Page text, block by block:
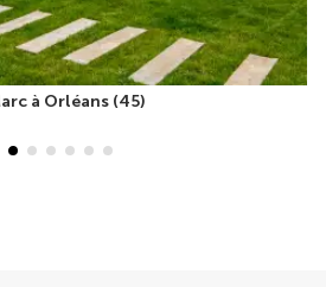
à Orléans (45)